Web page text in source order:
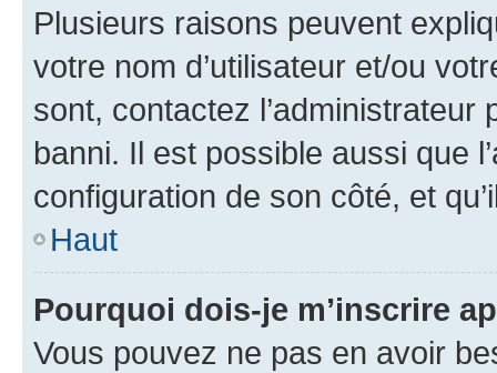
Plusieurs raisons peuvent
votre nom d’utilisateur et/ou
sont, contactez l’administrateur
banni. Il est possible aussi que
configuration de son côté, et
Haut
Pourquoi dois-je m’inscrire
Vous pouvez ne pas en avoir